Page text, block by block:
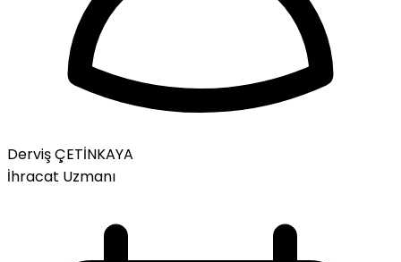
Derviş ÇETİNKAYA
İhracat Uzmanı